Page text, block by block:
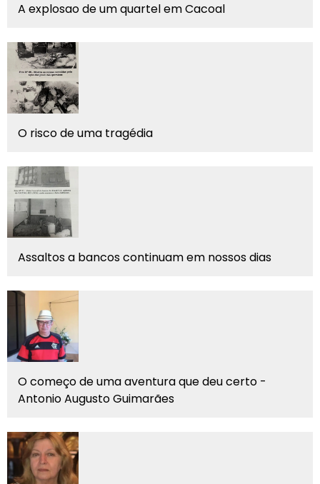
A explosao de um quartel em Cacoal
O risco de uma tragédia
Assaltos a bancos continuam em nossos dias
O começo de uma aventura que deu certo -
Antonio Augusto Guimarães